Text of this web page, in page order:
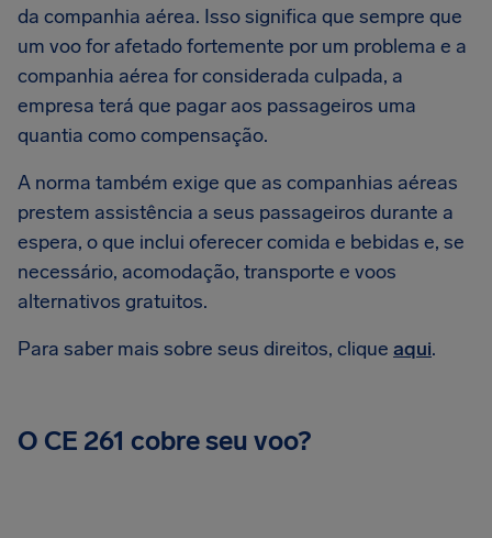
da companhia aérea. Isso significa que sempre que
um voo for afetado fortemente por um problema e a
companhia aérea for considerada culpada, a
empresa terá que pagar aos passageiros uma
quantia como compensação.
A norma também exige que as companhias aéreas
prestem assistência a seus passageiros durante a
espera, o que inclui oferecer comida e bebidas e, se
necessário, acomodação, transporte e voos
alternativos gratuitos.
Para saber mais sobre seus direitos, clique aqui.
O CE 261 cobre seu voo?